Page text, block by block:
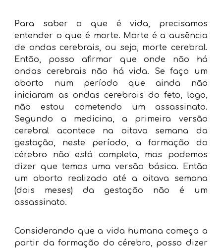
Para saber o que é vida, precisamos
entender o que é morte. Morte é a ausência
de ondas cerebrais, ou seja, morte cerebral.
Então, posso afirmar que onde não há
ondas cerebrais não há vida. Se faço um
aborto num período que ainda não
iniciaram as ondas cerebrais do feto, logo,
não estou cometendo um assassinato.
Segundo a medicina, a primeira versão
cerebral acontece na oitava semana da
gestação, neste período, a formação do
cérebro não está completa, mas podemos
dizer que temos uma versão básica. Então
um aborto realizado até a oitava semana
(dois meses) da gestação não é um
assassinato.
Considerando que a vida humana começa a
partir da formação do cérebro, posso dizer